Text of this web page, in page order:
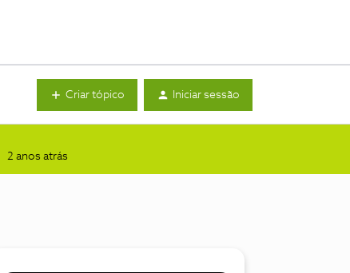
Criar tópico Iniciar sessão
2 anos atrás